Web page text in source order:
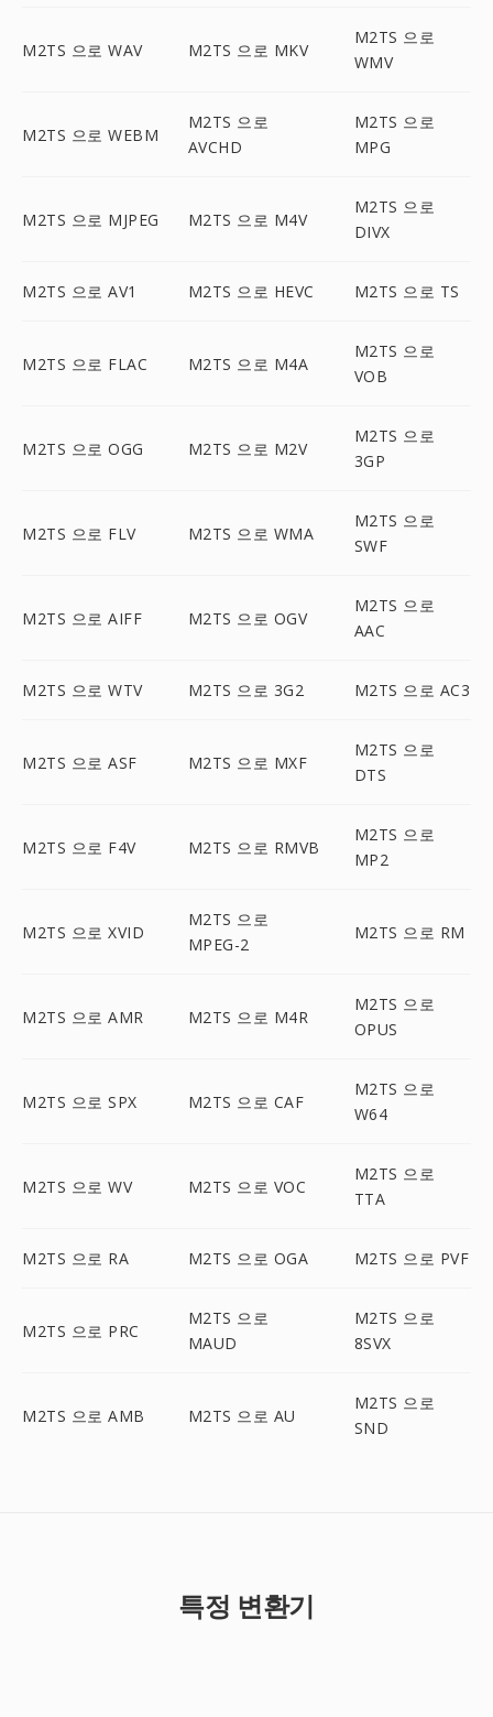
M2TS 으로 WAV M2TS 으로 MKV
M2TS 으로
WMV
M2TS 으로 WEBM
M2TS 으로
AVCHD
M2TS 으로
MPG
M2TS 으로 MJPEG M2TS 으로 M4V
M2TS 으로
DIVX
M2TS 으로 AV1 M2TS 으로 HEVC M2TS 으로 TS
M2TS 으로 FLAC M2TS 으로 M4A
M2TS 으로
VOB
M2TS 으로 OGG M2TS 으로 M2V
M2TS 으로
3GP
M2TS 으로 FLV M2TS 으로 WMA
M2TS 으로
SWF
M2TS 으로 AIFF M2TS 으로 OGV
M2TS 으로
AAC
M2TS 으로 WTV M2TS 으로 3G2 M2TS 으로 AC3
M2TS 으로 ASF M2TS 으로 MXF
M2TS 으로
DTS
M2TS 으로 F4V M2TS 으로 RMVB
M2TS 으로
MP2
M2TS 으로 XVID
M2TS 으로
MPEG-2
M2TS 으로 RM
M2TS 으로 AMR M2TS 으로 M4R
M2TS 으로
OPUS
M2TS 으로 SPX M2TS 으로 CAF
M2TS 으로
W64
M2TS 으로 WV M2TS 으로 VOC
M2TS 으로
TTA
M2TS 으로 RA M2TS 으로 OGA M2TS 으로 PVF
M2TS 으로 PRC
M2TS 으로
MAUD
M2TS 으로
8SVX
M2TS 으로 AMB M2TS 으로 AU
M2TS 으로
SND
특정 변환기